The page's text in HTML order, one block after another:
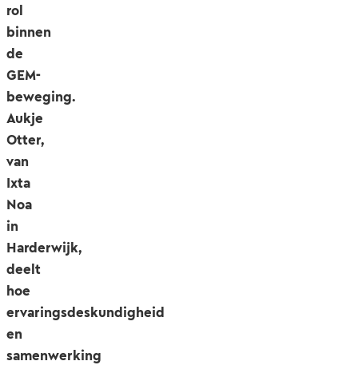
rol
binnen
de
GEM-
beweging.
Aukje
Otter,
van
Ixta
Noa
in
Harderwijk,
deelt
hoe
ervaringsdeskundigheid
en
samenwerking